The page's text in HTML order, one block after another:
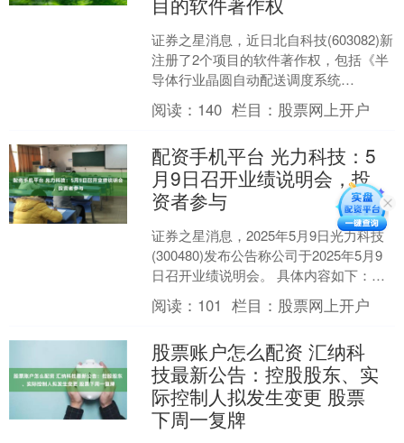
证券之星消息，近日北自科技(603082)新
注册了2个项目的软件著作权，包括《半
导体行业晶圆自动配送调度系统
V1.0》、《乳液一物一码管理系统
V1.0》等。今年....
阅读： 140 栏目： 股票网上开户
配资手机平台 光力科技：5
月9日召开业绩说明会，投
资者参与
证券之星消息，2025年5月9日光力科技
(300480)发布公告称公司于2025年5月9
日召开业绩说明会。 具体内容如下：
问：年报显示，公司业绩出现亏损，能
否....
阅读： 101 栏目： 股票网上开户
股票账户怎么配资 汇纳科
技最新公告：控股股东、实
际控制人拟发生变更 股票
下周一复牌